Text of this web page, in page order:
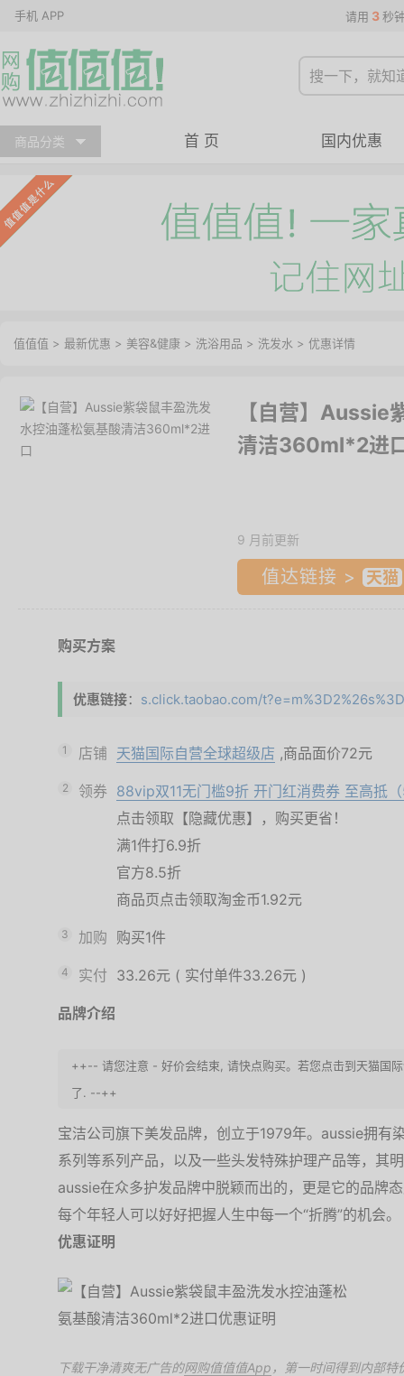
手机 APP 请用 3 秒
商品分类 首 页 国内优惠
值值值 > 最新优惠 > 美容&健康 > 洗浴用品 > 洗发水 > 优惠详情
【自营】Aussie
清洁360ml*2进
9 月前更新
值达链接 >
购买方案
优惠链接： s.click.taobao.com/
1 店铺 天猫国际自营全球超级店 ,商品面价72元
2 领券 88vip双11无门槛9折 开门红消费券 至高抵
点击领取【隐藏优惠】，购买更省！
满1件打6.9折
官方8.5折
商品页点击领取淘金币1.92元
3 加购 购买1件
4 实付 33.26元 ( 实付单件33.26元 )
品牌介绍
++-- 请您注意 - 好价会结束, 请快点购买。若您点击到天猫国
了. --++
宝洁公司旗下美发品牌，创立于1979年。aussie拥有
系列等系列产品，以及一些头发特殊护理产品等，其
aussie在众多护发品牌中脱颖而出的，更是它的品牌
每个年轻人可以好好把握人生中每一个“折腾”的机会。
优惠证明
下载干净清爽无广告的网购值值值App ，第一时间得到内部特